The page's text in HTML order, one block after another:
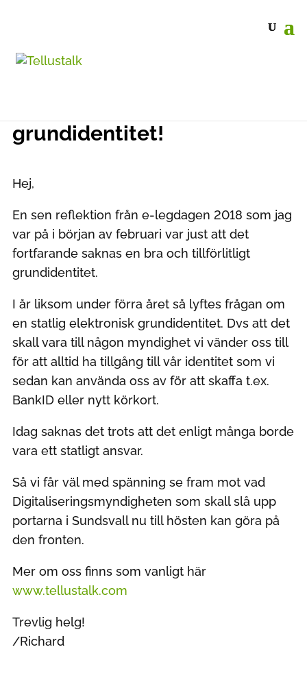
grundidentitet!
Hej,
En sen reflektion från e-legdagen 2018 som jag
var på i början av februari var just att det
fortfarande saknas en bra och tillförlitligt
grundidentitet.
I år liksom under förra året så lyftes frågan om
en statlig elektronisk grundidentitet. Dvs att det
skall vara till någon myndighet vi vänder oss till
för att alltid ha tillgång till vår identitet som vi
sedan kan använda oss av för att skaffa t.ex.
BankID eller nytt körkort.
Idag saknas det trots att det enligt många borde
vara ett statligt ansvar.
Så vi får väl med spänning se fram mot vad
Digitaliseringsmyndigheten som skall slå upp
portarna i Sundsvall nu till hösten kan göra på
den fronten.
Mer om oss finns som vanligt här
www.tellustalk.com
Trevlig helg!
/Richard